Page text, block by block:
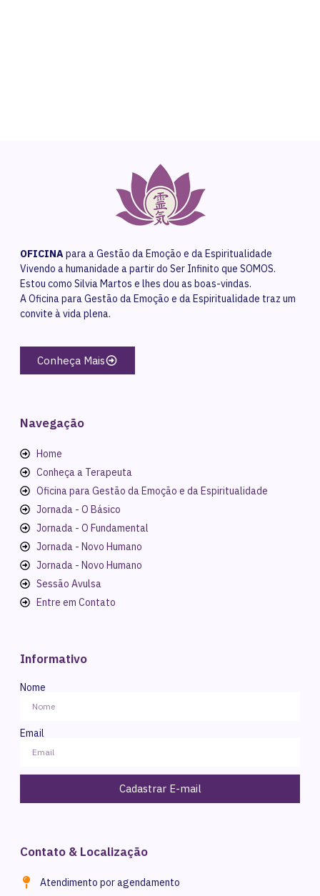
OFICINApara a Gestão da Emoção e da Espiritualidade
Vivendo a humanidade a partir do Ser Infinito que SOMOS.
Estou como Silvia Martos e lhes dou as boas-vindas.
A Oficina para Gestão da Emoção e da Espiritualidade traz um
convite à vida plena.
Conheça Mais
Navegação
Home
Conheça a Terapeuta
Oficina para Gestão da Emoção e da Espiritualidade
Jornada - O Básico
Jornada - O Fundamental
Jornada - Novo Humano
Jornada - Novo Humano
Sessão Avulsa
Entre em Contato
Informativo
Nome
Email
Cadastrar E-mail
Contato & Localização
Atendimento por agendamento